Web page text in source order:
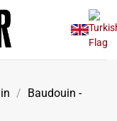
/ Baudouin -